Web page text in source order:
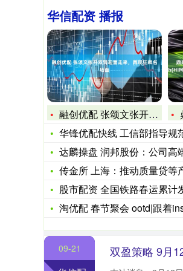
华信配资 播报
融创优配 张颂文张开双臂迎面走来，再现狂飙名场面
华锋优配快线 工信部指导规范App
达麟操盘 润邦股份：公司高端装备
传金所 上海：推动质量贷等产品纳
股市配资 全国铁路春运累计
淘优配 春节聚会 ootd|跟着
09-21